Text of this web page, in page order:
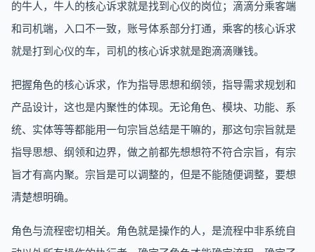
的牛人，牛人的核心诉求就是找到心仪的岗位；滴滴分乘客端
和司机端，入口不一致，账号体系部分打通，乘客的核心诉求
就是打到心仪的车，司机的核心诉求就是跑滴滴赚钱。
把握角色的核心诉求，作为指导思想和纲领，指导需求规划和
产品设计，这也是内聚性的体现。无论角色、模块、功能、系
统、实体等等都能用一句宗旨总结是干嘛的，那这句宗旨就是
指导思想、纲领和边界，做之前都先想想符不符合宗旨，有宗
旨才有高内聚。宗旨是可以调整的，但是不能随便调整，要想
清楚想明确。
角色与流程密切相关。角色就是操作的人，是流程中非系统自